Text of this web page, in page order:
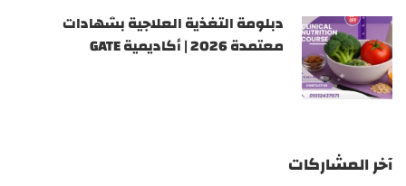
دبلومة التغذية العلاجية بشهادات
معتمدة 2026 | أكاديمية GATE
آخر المشاركات